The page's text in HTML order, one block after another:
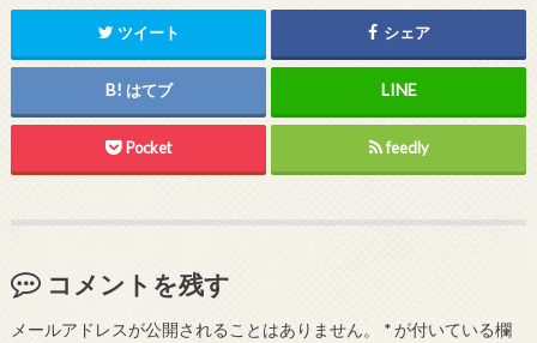
ツイート シェア
はてブ
Pocket feedly
コメントを残す
メールアドレスが公開されることはありません。 *が付いている欄